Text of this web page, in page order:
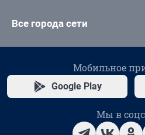
Все города сети
Мобильное
Google Play
Мы в